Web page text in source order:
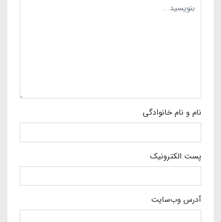
نام و نام خانوادگی
پست الکترونیک
آدرس وب‌سایت